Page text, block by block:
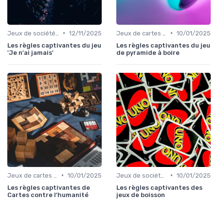
• 12/11/2025
Les règles captivantes du jeu
'Je n'ai jamais'
• 10/01/2025
Les règles captivantes du jeu
de pyramide à boire
• 10/01/2025
Les règles captivantes de
Cartes contre l'humanité
• 10/01/2025
Les règles captivantes des
jeux de boisson